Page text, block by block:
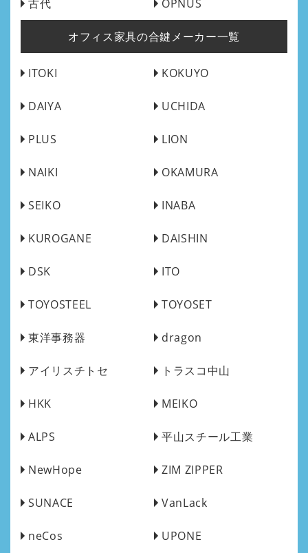
古代 OPNUS
オフィス家具の合鍵メーカー一覧
ITOKI KOKUYO
DAIYA UCHIDA
PLUS LION
NAIKI OKAMURA
SEIKO INABA
KUROGANE DAISHIN
DSK ITO
TOYOSTEEL TOYOSET
東洋事務器 dragon
アイリスチトセ トラスコ中山
HKK MEIKO
ALPS 平山スチール工業
NewHope ZIM ZIPPER
SUNACE VanLack
neCos UPONE